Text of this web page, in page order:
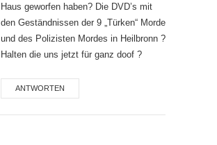
Haus geworfen haben? Die DVD’s mit
den Geständnissen der 9 „Türken“ Morde
und des Polizisten Mordes in Heilbronn ?
Halten die uns jetzt für ganz doof ?
ANTWORTEN